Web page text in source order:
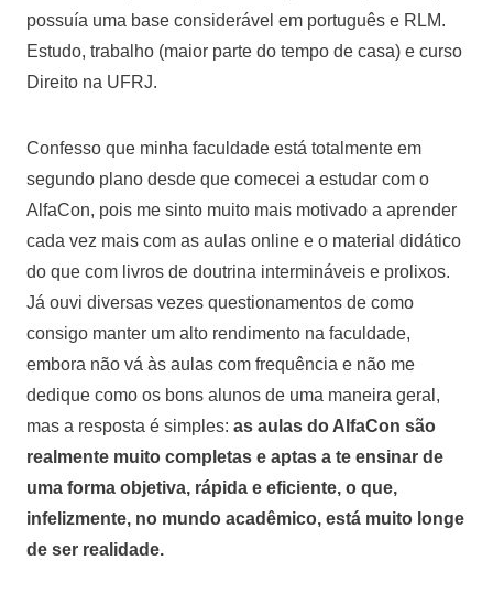
possuía uma base considerável em português e RLM.
Estudo, trabalho (maior parte do tempo de casa) e curso
Direito na UFRJ.
Confesso que minha faculdade está totalmente em
segundo plano desde que comecei a estudar com o
AlfaCon, pois me sinto muito mais motivado a aprender
cada vez mais com as aulas online e o material didático
do que com livros de doutrina intermináveis e prolixos.
Já ouvi diversas vezes questionamentos de como
consigo manter um alto rendimento na faculdade,
embora não vá às aulas com frequência e não me
dedique como os bons alunos de uma maneira geral,
mas a resposta é simples: as aulas do AlfaCon são
realmente muito completas e aptas a te ensinar de
uma forma objetiva, rápida e eficiente, o que,
infelizmente, no mundo acadêmico, está muito longe
de ser realidade.